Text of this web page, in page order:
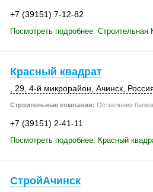
+7 (39151) 7-12-82
Посмотреть подробнее: Строительная
Красный квадрат
, 29, 4-й микрорайон Ачинск,
Строительные компании: Остекление
+7 (39151) 2-41-11
Посмотреть подробнее: Красный
СтройАчинск